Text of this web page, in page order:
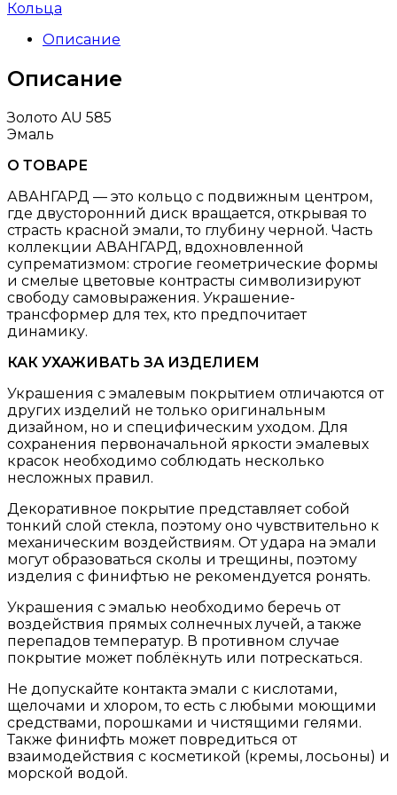
Кольца
Описание
Описание
Золото AU 585
Эмаль
О ТОВАРЕ
АВАНГАРД — это кольцо с подвижным центром,
где двусторонний диск вращается, открывая то
страсть красной эмали, то глубину черной. Часть
коллекции АВАНГАРД, вдохновленной
супрематизмом: строгие геометрические формы
и смелые цветовые контрасты символизируют
свободу самовыражения. Украшение-
трансформер для тех, кто предпочитает
динамику.
КАК УХАЖИВАТЬ ЗА ИЗДЕЛИЕМ
Украшения с эмалевым покрытием отличаются от
других изделий не только оригинальным
дизайном, но и специфическим уходом. Для
сохранения первоначальной яркости эмалевых
красок необходимо соблюдать несколько
несложных правил.
Декоративное покрытие представляет собой
тонкий слой стекла, поэтому оно чувствительно к
механическим воздействиям. От удара на эмали
могут образоваться сколы и трещины, поэтому
изделия с финифтью не рекомендуется ронять.
Украшения с эмалью необходимо беречь от
воздействия прямых солнечных лучей, а также
перепадов температур. В противном случае
покрытие может поблёкнуть или потрескаться.
Не допускайте контакта эмали с кислотами,
щелочами и хлором, то есть с любыми моющими
средствами, порошками и чистящими гелями.
Также финифть может повредиться от
взаимодействия с косметикой (кремы, лосьоны) и
морской водой.